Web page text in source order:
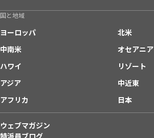
国と地域
ヨーロッパ
北米
中南米
オセアニア
ハワイ
リゾート
アジア
中近東
アフリカ
日本
ウェブマガジン
特派員ブログ